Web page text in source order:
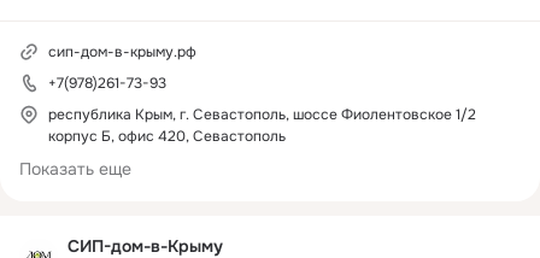
СИП-дом-в-Крыму
Green Board.
сип-дом-в-крыму.рф
+7(978)261-73-93
республика Крым, г. Севастополь, шоссе Фиолентовское 1/2
корпус Б, офис 420, Севастополь
Показать еще